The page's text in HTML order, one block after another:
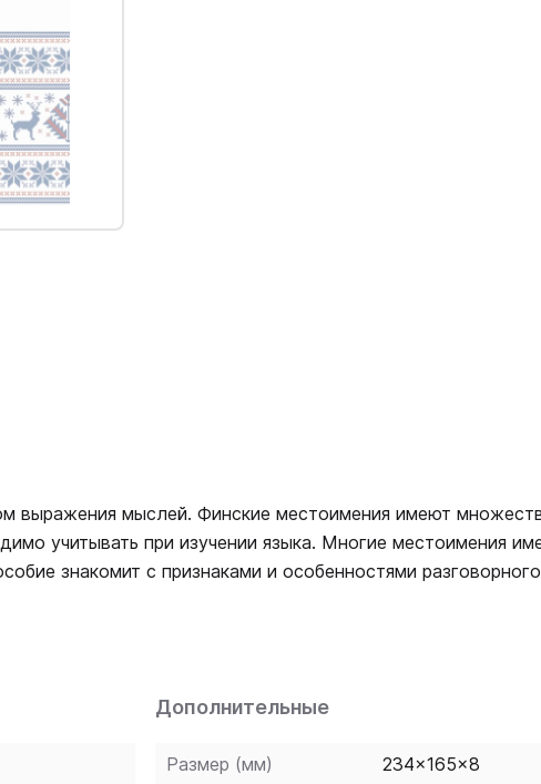
выражения мыслей. Финские местоимения имеют
учитывать при изучении языка. Многие местоимения
знакомит с признаками и особенностями
только во множественном числе, и кратким
предназначено для русскоязычного читателя,
Дополнительные
Размер (мм) 234x165x8